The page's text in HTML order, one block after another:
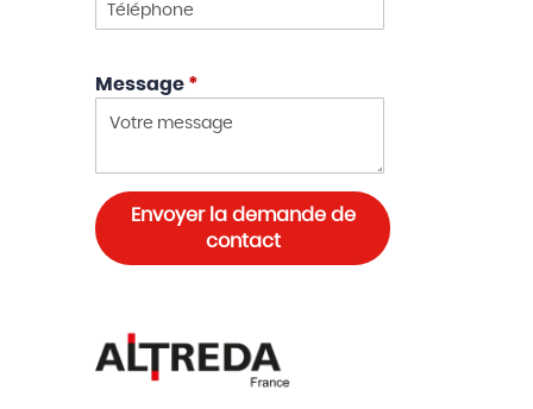
Message *
Envoyer la demande de
contact